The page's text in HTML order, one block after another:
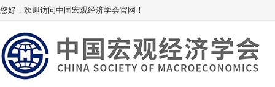
您好，欢迎访问中国宏观经济学会官网！